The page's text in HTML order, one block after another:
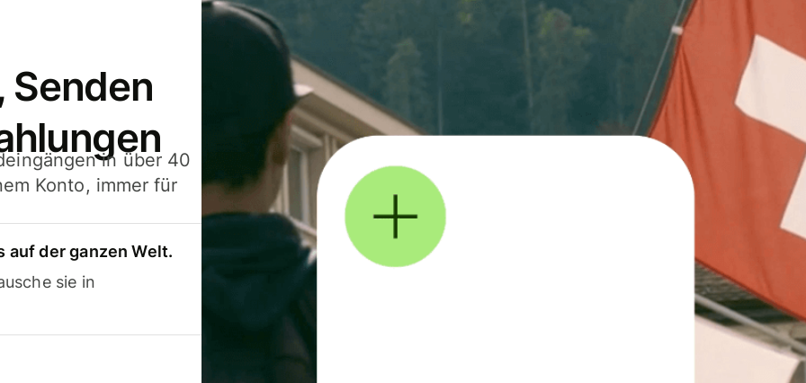
Senden
in über 40
Konto, immer für
auf der ganzen Welt.
sie in